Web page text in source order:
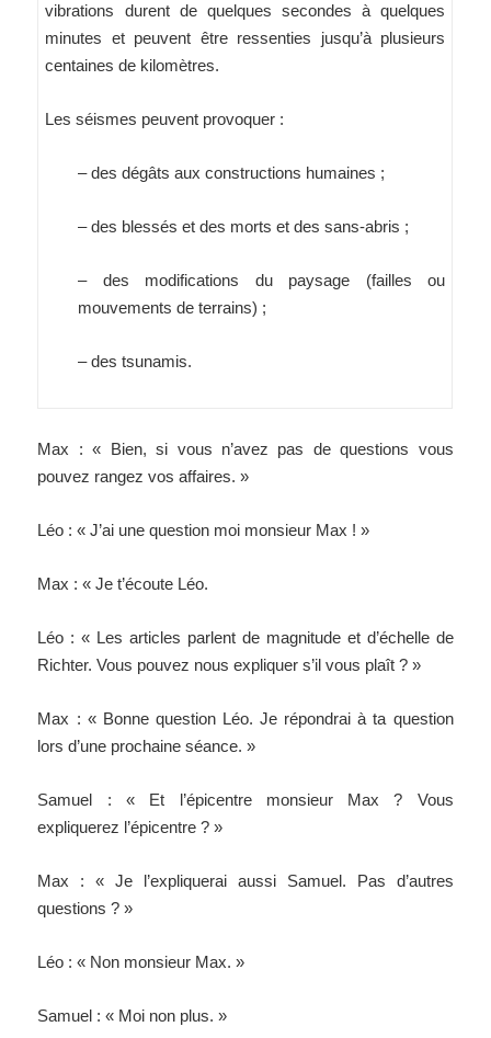
vibrations durent de quelques secondes à quelques
minutes et peuvent être ressenties jusqu’à plusieurs
centaines de kilomètres.
Les séismes peuvent provoquer :
– des dégâts aux constructions humaines ;
– des blessés et des morts et des sans-abris ;
– des modifications du paysage (failles ou
mouvements de terrains) ;
– des tsunamis.
Max : « Bien, si vous n’avez pas de questions vous
pouvez rangez vos affaires. »
Léo : « J’ai une question moi monsieur Max ! »
Max : « Je t’écoute Léo.
Léo : « Les articles parlent de magnitude et d’échelle de
Richter. Vous pouvez nous expliquer s’il vous plaît ? »
Max : « Bonne question Léo. Je répondrai à ta question
lors d’une prochaine séance. »
Samuel : « Et l’épicentre monsieur Max ? Vous
expliquerez l’épicentre ? »
Max : « Je l’expliquerai aussi Samuel. Pas d’autres
questions ? »
Léo : « Non monsieur Max. »
Samuel : « Moi non plus. »